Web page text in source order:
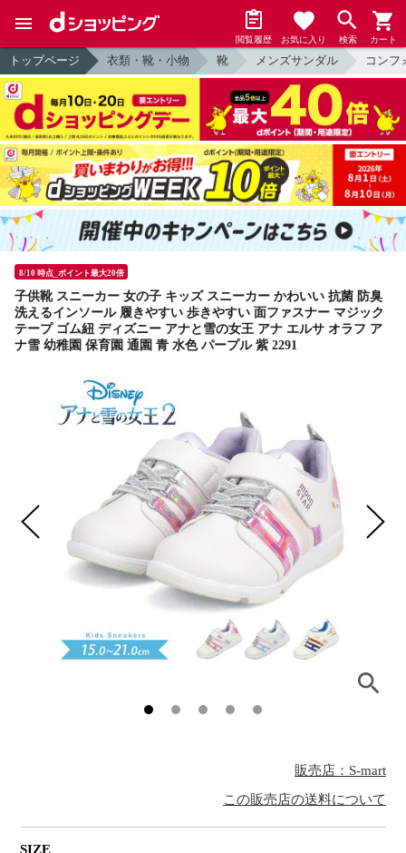
閲覧履歴 お気に入り 検索 カート
トップページ 衣類・靴・小物 靴 メンズサンダル コンフ
8/10 時点_ポイント最大20倍
子供靴 スニーカー 女の子 キッズ スニーカー かわいい 抗菌 防臭
洗えるインソール 履きやすい 歩きやすい 面ファスナー マジック
テープ ゴム紐 ディズニー アナと雪の女王 アナ エルサ オラフ ア
ナ雪 幼稚園 保育園 通園 青 水色 パープル 紫 2291
販売店：S-mart
この販売店の送料について
SIZE